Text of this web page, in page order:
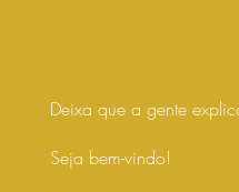
Deixa que a gente
Seja bem-vindo!